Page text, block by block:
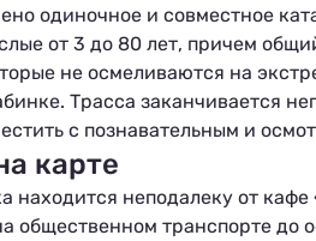
одиночное и совместное
от 3 до 80 лет, причем
не осмеливаются на
Трасса заканчивается
с познавательным и
карте
находится неподалеку от
общественном транспорте до